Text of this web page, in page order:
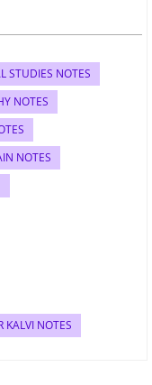
STUDIES NOTES
NOTES
NOTES
KALVI NOTES